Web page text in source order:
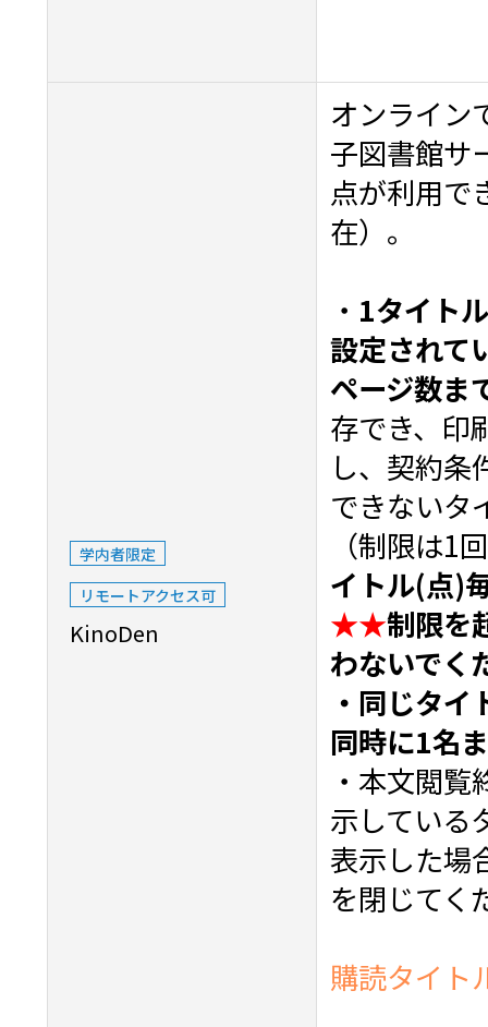
学内者限定
リモートアクセス可
KinoDen
オンライン
子図書館サ
点が利用で
在）。
・ 1タイト
設定されて
ページ数ま
存でき、印
し、契約条
できないタ
（制限は1
イトル(点)
★★制限を
わないでく
・同じタ
同時に1名
・本文閲
示している
表示した場
を閉じてく
購読タイト